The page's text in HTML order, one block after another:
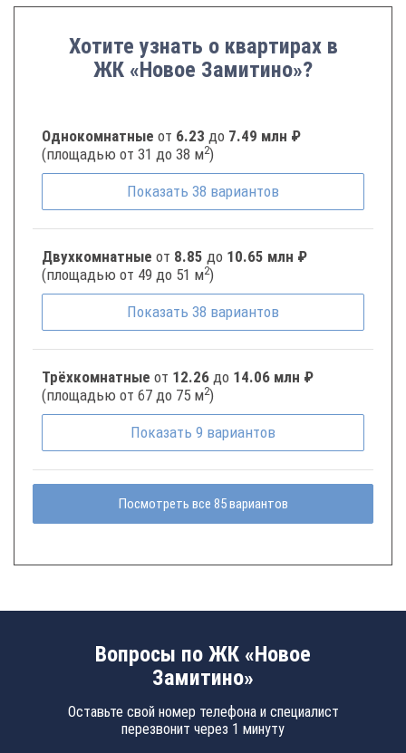
Хотите узнать о квартирах в
ЖК «Новое Замитино»?
Однокомнатные от 6.23 до 7.49 млн ₽
(площадью от 31 до 38 м2)
Показать 38 вариантов
Двухкомнатные от 8.85 до 10.65 млн ₽
(площадью от 49 до 51 м2)
Показать 38 вариантов
Трёхкомнатные от 12.26 до 14.06 млн ₽
(площадью от 67 до 75 м2)
Показать 9 вариантов
Посмотреть все 85 вариантов
Вопросы по ЖК «Новое
Замитино»
Оставьте свой номер телефона и специалист
перезвонит через 1 минуту